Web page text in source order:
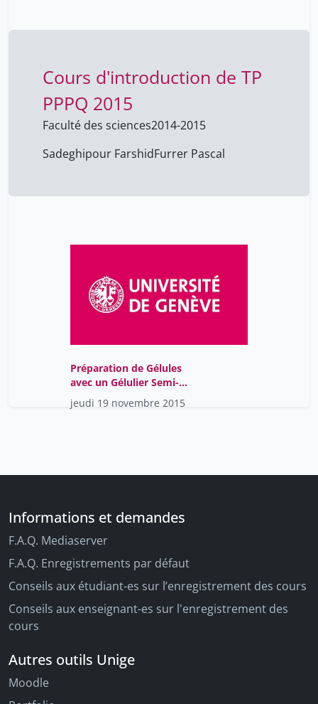
Cours d'introduction de TP
PPPQ 2015
Faculté des sciences2014-2015
Sadeghipour FarshidFurrer Pascal
Préparation de Gélules
avec un Gélulier Semi-
Automatique
jeudi 19 novembre 2015
Informations et demandes
F.A.Q. Mediaserver
F.A.Q. Enregistrements par défaut
Conseils aux étudiant-es sur l’enregistrement des cours
Conseils aux enseignant-es sur l'enregistrement des
cours
Autres outils Unige
Moodle